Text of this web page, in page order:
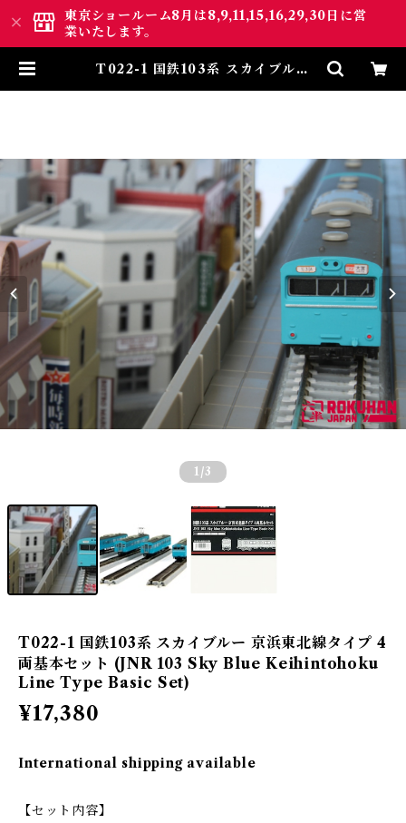
東京ショールーム8月は8,9,11,15,16,29,30日に営
業いたします。
T022-1 国鉄103系 スカイブルー
ョーティー
1 /3
T022-1 国鉄103系 スカイブルー 京浜東北線タイプ 4
両基本セット (JNR 103 Sky Blue Keihintohoku
Line Type Basic Set)
¥17,380
International shipping available
【セット内容】